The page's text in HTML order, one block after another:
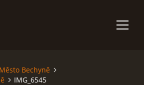
Město Bechyně
IMG_6545